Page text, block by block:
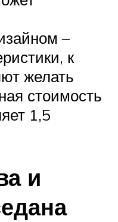
–
к
желать
стоимость
1,5
и